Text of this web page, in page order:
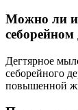
Можно ли
себорейном
Дегтярное
себорейного
повышенной